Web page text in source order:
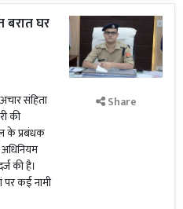
बरात घर
संहिता
की
के प्रबंधक
की है।
पर कई नामी
Share